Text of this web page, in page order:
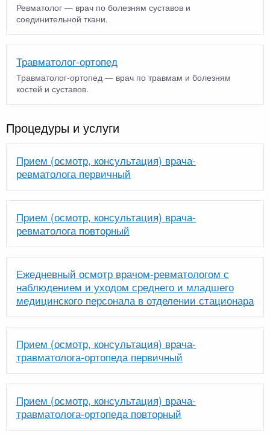
Ревматолог — врач по болезням суставов и
соединительной ткани.
Травматолог-ортопед
Травматолог-ортопед — врач по травмам и болезням
костей и суставов.
Процедуры и услуги
Прием (осмотр, консультация) врача-
ревматолога первичный
Прием (осмотр, консультация) врача-
ревматолога повторный
Ежедневный осмотр врачом-ревматологом с
наблюдением и уходом среднего и младшего
медицинского персонала в отделении стационара
Прием (осмотр, консультация) врача-
травматолога-ортопеда первичный
Прием (осмотр, консультация) врача-
травматолога-ортопеда повторный